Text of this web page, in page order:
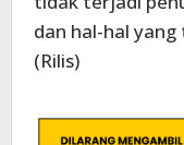
dan hal-hal
(Rilis)